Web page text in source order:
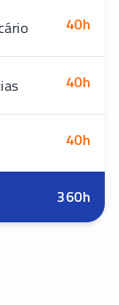
40h
40h
40h
360h